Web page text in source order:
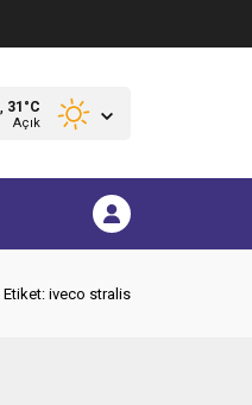
31 °C
Açık
Etiket: iveco stralis